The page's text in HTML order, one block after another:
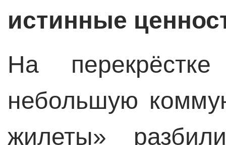
истинные
На
небольшую
жилеты»